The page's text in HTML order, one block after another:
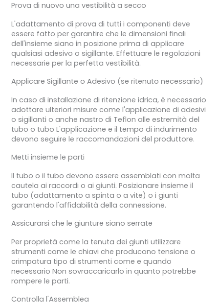
Prova di nuovo una vestibilità a secco
L'adattamento di prova di tutti i componenti deve
essere fatto per garantire che le dimensioni finali
dell'insieme siano in posizione prima di applicare
qualsiasi adesivo o sigillante. Effettuare le regolazioni
necessarie per la perfetta vestibilità.
Applicare Sigillante o Adesivo (se ritenuto necessario)
In caso di installazione di ritenzione idrica, è necessario
adottare ulteriori misure come l'applicazione di adesivi
o sigillanti o anche nastro di Teflon alle estremità del
tubo o tubo L'applicazione e il tempo di indurimento
devono seguire le raccomandazioni del produttore.
Metti insieme le parti
Il tubo o il tubo devono essere assemblati con molta
cautela ai raccordi o ai giunti. Posizionare insieme il
tubo (adattamento a spinta o a vite) o i giunti
garantendo l'affidabilità della connessione.
Assicurarsi che le giunture siano serrate
Per proprietà come la tenuta dei giunti utilizzare
strumenti come le chiavi che producono tensione o
crimpatura tipo di strumenti come e quando
necessario Non sovraccaricarlo in quanto potrebbe
rompere le parti.
Controlla l'Assemblea